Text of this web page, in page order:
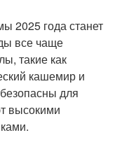
2025 года станет
все чаще
такие как
кашемир и
для
высокими